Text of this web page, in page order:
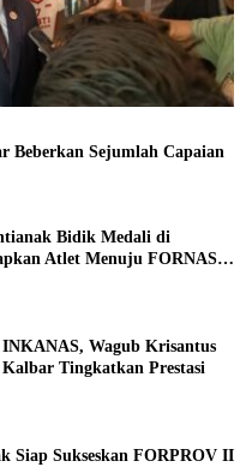
Beberkan Sejumlah Capaian
Bidik Medali di
Atlet Menuju FORNAS
Wagub Krisantus
Tingkatkan Prestasi
Siap Sukseskan FORPROV II